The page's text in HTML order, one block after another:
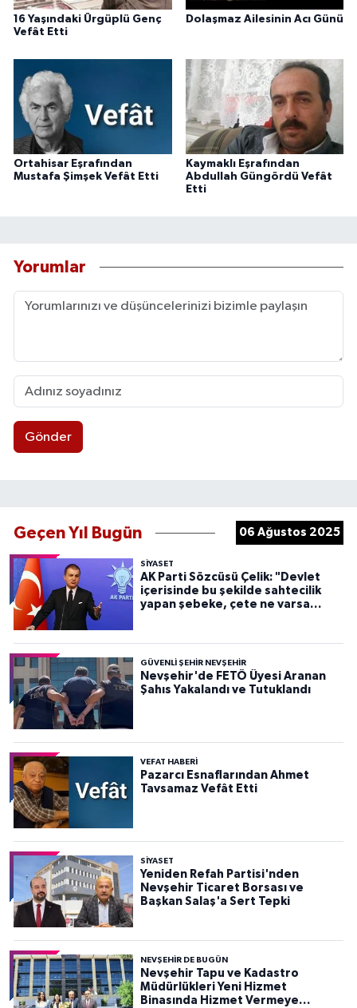
16 Yaşındaki Ürgüplü Genç
Vefât Etti
Dolaşmaz Ailesinin Acı Günü
Ortahisar Eşrafından
Mustafa Şimşek Vefât Etti
Kaymaklı Eşrafından
Abdullah Güngördü Vefât
Etti
Yorumlar
Gönder
Geçen Yıl Bugün 06 Ağustos 2025
SIYASET
AK Parti Sözcüsü Çelik: "Devlet
içerisinde bu şekilde sahtecilik
yapan şebeke, çete ne varsa
GÜVENLI ŞEHIR NEVŞEHIR
Nevşehir'de FETÖ Üyesi Aranan
Şahıs Yakalandı ve Tutuklandı
VEFAT HABERI
Pazarcı Esnaflarından Ahmet
Tavsamaz Vefât Etti
SIYASET
Yeniden Refah Partisi'nden
Nevşehir Ticaret Borsası ve
Başkan Salaş'a Sert Tepki
NEVŞEHIR DE BUGÜN
Nevşehir Tapu ve Kadastro
Müdürlükleri Yeni Hizmet
Binasında Hizmet Vermeye